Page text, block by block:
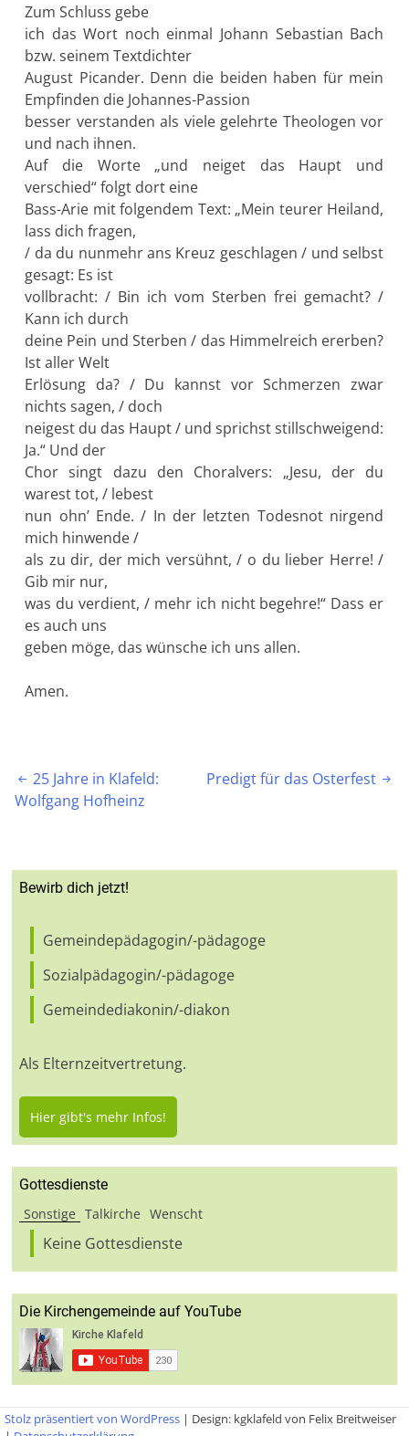
Zum Schluss gebe
ich das Wort noch einmal Johann Sebastian Bach
bzw. seinem Textdichter
August Picander. Denn die beiden haben für mein
Empfinden die Johannes-Passion
besser verstanden als viele gelehrte Theologen vor
und nach ihnen.
Auf die Worte „und neiget das Haupt und
verschied“ folgt dort eine
Bass-Arie mit folgendem Text: „Mein teurer Heiland,
lass dich fragen,
/ da du nunmehr ans Kreuz geschlagen / und selbst
gesagt: Es ist
vollbracht: / Bin ich vom Sterben frei gemacht? /
Kann ich durch
deine Pein und Sterben / das Himmelreich ererben?
Ist aller Welt
Erlösung da? / Du kannst vor Schmerzen zwar
nichts sagen, / doch
neigest du das Haupt / und sprichst stillschweigend:
Ja.“ Und der
Chor singt dazu den Choralvers: „Jesu, der du
warest tot, / lebest
nun ohn’ Ende. / In der letzten Todesnot nirgend
mich hinwende /
als zu dir, der mich versühnt, / o du lieber Herre! /
Gib mir nur,
was du verdient, / mehr ich nicht begehre!“ Dass er
es auch uns
geben möge, das wünsche ich uns allen.
Amen.
Beitragsnavigation
 25 Jahre in Klafeld:
Wolfgang Hofheinz
Predigt für das Osterfest 
Bewirb dich jetzt!
Gemeindepädagogin/-pädagoge
Sozialpädagogin/-pädagoge
Gemeindediakonin/-diakon
Als Elternzeitvertretung.
Hier gibt's mehr Infos!
Gottesdienste
Sonstige
Talkirche Wenscht
Keine Gottesdienste
Die Kirchengemeinde auf YouTube
Stolz präsentiert von WordPress | Design: kgklafeld von Felix Breitweiser